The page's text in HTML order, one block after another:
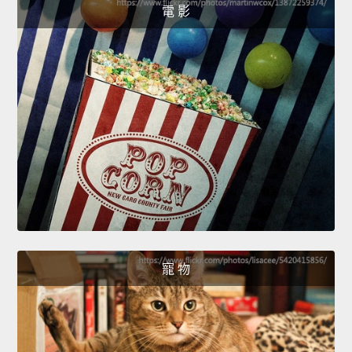
電 影
寵 物